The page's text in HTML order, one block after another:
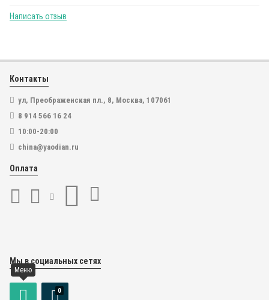
Написать отзыв
Контакты
ул, Преображенская пл., 8, Москва, 107061
8 914 566 16 24
10:00-20:00
china@yaodian.ru
Оплата
Мы в социальных сетях
Меню
0